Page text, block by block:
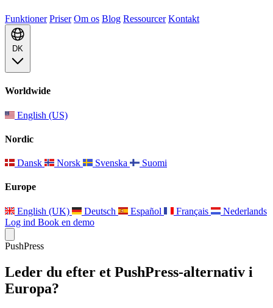
Funktioner Priser Om os Blog Ressourcer Kontakt
DK
Worldwide
English (US)
Nordic
Dansk Norsk Svenska Suomi
Europe
English (UK) Deutsch Español Français
Nederlands
Log ind Book en demo
PushPress
Leder du efter et PushPress-alternativ i
Europa?